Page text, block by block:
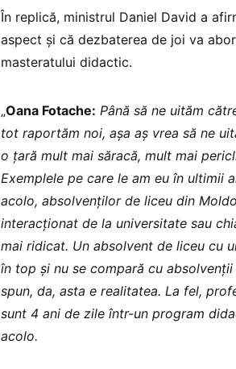
În replică, ministrul Daniel David a
aspect și că dezbaterea de joi va
masteratului didactic.
„Oana Fotache: Până să ne uităm
tot raportăm noi, așa aș vrea să ne
o țară mult mai săracă, mult mai
Exemplele pe care le am eu în ultimii
acolo, absolvenților de liceu din
interacționat de la universitate sau
mai ridicat. Un absolvent de liceu cu
în top și nu se compară cu
spun, da, asta e realitatea. La fel,
sunt 4 ani de zile într-un program
acolo.